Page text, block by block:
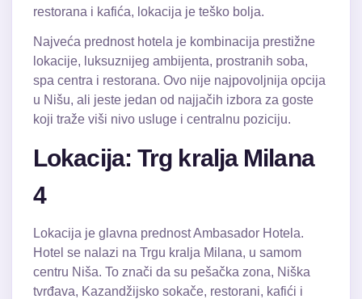
restorana i kafića, lokacija je teško bolja.
Najveća prednost hotela je kombinacija prestižne
lokacije, luksuznijeg ambijenta, prostranih soba,
spa centra i restorana. Ovo nije najpovoljnija opcija
u Nišu, ali jeste jedan od najjačih izbora za goste
koji traže viši nivo usluge i centralnu poziciju.
Lokacija: Trg kralja Milana
4
Lokacija je glavna prednost Ambasador Hotela.
Hotel se nalazi na Trgu kralja Milana, u samom
centru Niša. To znači da su pešačka zona, Niška
tvrđava, Kazandžijsko sokače, restorani, kafići i